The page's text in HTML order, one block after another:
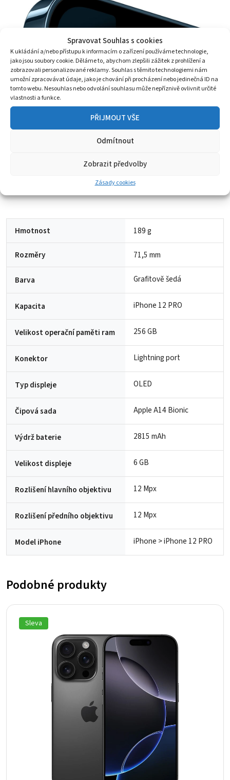
Spravovat Souhlas s cookies
K ukládání a/nebo přístupu k informacím o zařízení používáme technologie,
jako jsou soubory cookie. Děláme to, abychom zlepšili zážitek z prohlížení a
zobrazovali personalizované reklamy. Souhlas s těmito technologiemi nám
umožní zpracovávat údaje, jako je chování při procházení nebo jedinečná ID na
tomto webu. Nesouhlas nebo odvolání souhlasu může nepříznivě ovlivnit určité
vlastnosti a funkce.
PŘIJMOUT VŠE
Odmítnout
Zobrazit předvolby
Zásady cookies
Hmotnost 189 g
Rozměry 71,5 mm
Barva Grafitově šedá
Kapacita iPhone 12 PRO
Velikost operační paměti ram 256 GB
Konektor Lightning port
Typ displeje OLED
Čipová sada Apple A14 Bionic
Výdrž baterie 2815 mAh
Velikost displeje 6 GB
Rozlišení hlavního objektivu 12 Mpx
Rozlišení předního objektivu 12 Mpx
Model iPhone iPhone > iPhone 12 PRO
Podobné produkty
Sleva